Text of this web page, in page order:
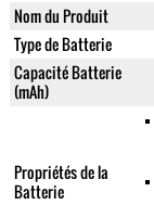
Nom du Produit
Type de Batterie
Capacité Batterie
(mAh)
Propriétés de la
Batterie